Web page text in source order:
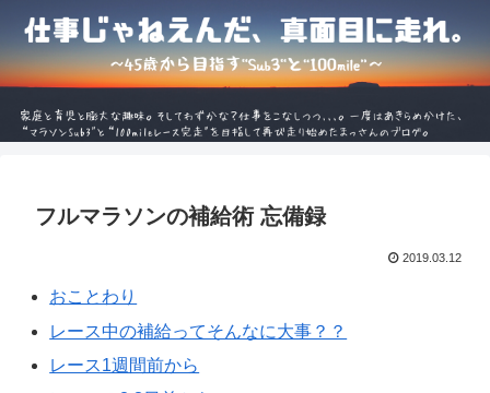
フルマラソンの補給術 忘備録
2019.03.12
おことわり
レース中の補給ってそんなに大事？？
レース1週間前から